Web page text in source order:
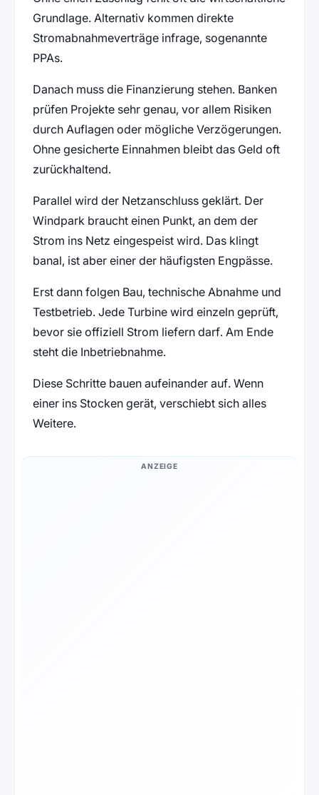
Grundlage. Alternativ kommen direkte
Stromabnahmeverträge infrage, sogenannte
PPAs.
Danach muss die Finanzierung stehen. Banken
prüfen Projekte sehr genau, vor allem Risiken
durch Auflagen oder mögliche Verzögerungen.
Ohne gesicherte Einnahmen bleibt das Geld oft
zurückhaltend.
Parallel wird der Netzanschluss geklärt. Der
Windpark braucht einen Punkt, an dem der
Strom ins Netz eingespeist wird. Das klingt
banal, ist aber einer der häufigsten Engpässe.
Erst dann folgen Bau, technische Abnahme und
Testbetrieb. Jede Turbine wird einzeln geprüft,
bevor sie offiziell Strom liefern darf. Am Ende
steht die Inbetriebnahme.
Diese Schritte bauen aufeinander auf. Wenn
einer ins Stocken gerät, verschiebt sich alles
Weitere.
ANZEIGE